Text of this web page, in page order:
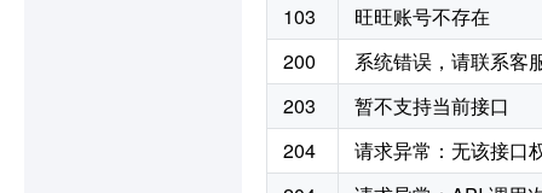
103
旺旺账号不存在
200
系统错误，请联系客
203
暂不支持当前接口
204
请求异常：无该接口